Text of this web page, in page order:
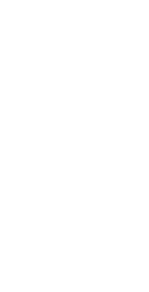
させた実績があります
実績があります
りません
した発送日数内に発送してい